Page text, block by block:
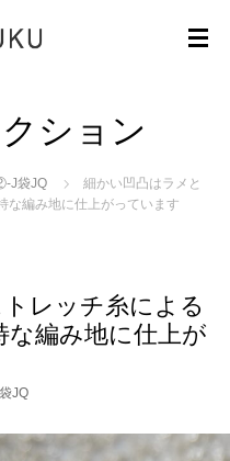
ション
J袋JQ
細かい凹凸はラメと
な編み地に仕上がっています
レッチ糸による
な編み地に仕上が
JQ